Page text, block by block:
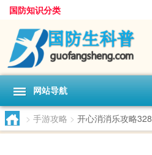
国防知识分类
网站导航
> 手游攻略 > 开心消消乐攻略328